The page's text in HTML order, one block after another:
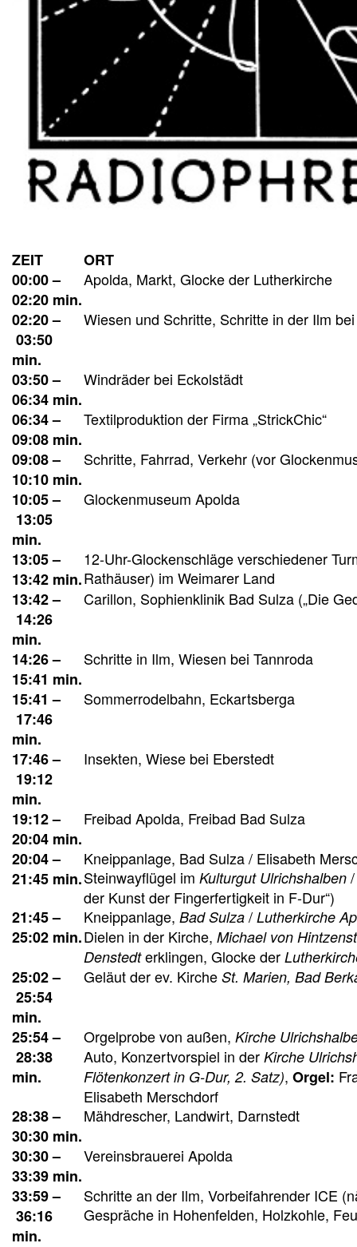
ZEIT
ORT
00:00 –
02:20 min.
Apolda, Markt, Glocke der Lutherkirche
02:20 –
03:50
min.
Wiesen und Schritte, Schritte in der Ilm
03:50 –
06:34 min.
Windräder bei Eckolstädt
06:34 –
09:08 min.
Textilproduktion der Firma „StrickChic“
09:08 –
10:10 min.
Schritte, Fahrrad, Verkehr (vor
10:05 –
13:05
min.
Glockenmuseum Apolda
13:05 –
13:42 min.
12-Uhr-Glockenschläge verschiedener
Rathäuser) im Weimarer Land
13:42 –
14:26
min.
Carillon, Sophienklinik Bad Sulza („Die
14:26 –
15:41 min.
Schritte in Ilm, Wiesen bei Tannroda
15:41 –
17:46
min.
Sommerrodelbahn, Eckartsberga
17:46 –
19:12
min.
Insekten, Wiese bei Eberstedt
19:12 –
20:04 min.
Freibad Apolda, Freibad Bad Sulza
20:04 –
21:45 min.
Kneippanlage, Bad Sulza / Elisabeth
Steinwayflügel im Kulturgut Ulrichshalben
der Kunst der Fingerfertigkeit in F-Dur“)
21:45 –
25:02 min.
Kneippanlage, Bad Sulza / Lutherkirche
Dielen in der Kirche, Michael von
Denstedterklingen, Glocke der
25:02 –
25:54
min.
Geläut der ev. Kirche St. Marien, Bad
25:54 –
28:38
min.
Orgelprobe von außen, Kirche
Auto, Konzertvorspiel in der Kirche
Flötenkonzert in G-Dur, 2. Satz), Orgel:
Elisabeth Merschdorf
28:38 –
30:30 min.
Mähdrescher, Landwirt, Darnstedt
30:30 –
33:39 min.
Vereinsbrauerei Apolda
33:59 –
36:16
min.
Schritte an der Ilm, Vorbeifahrender ICE
Gespräche in Hohenfelden, Holzkohle,